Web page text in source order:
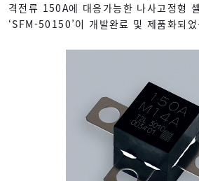
격전류 150A에 대응가능한 나사고정형
‘SFM-50150’이 개발완료 및 제품화되